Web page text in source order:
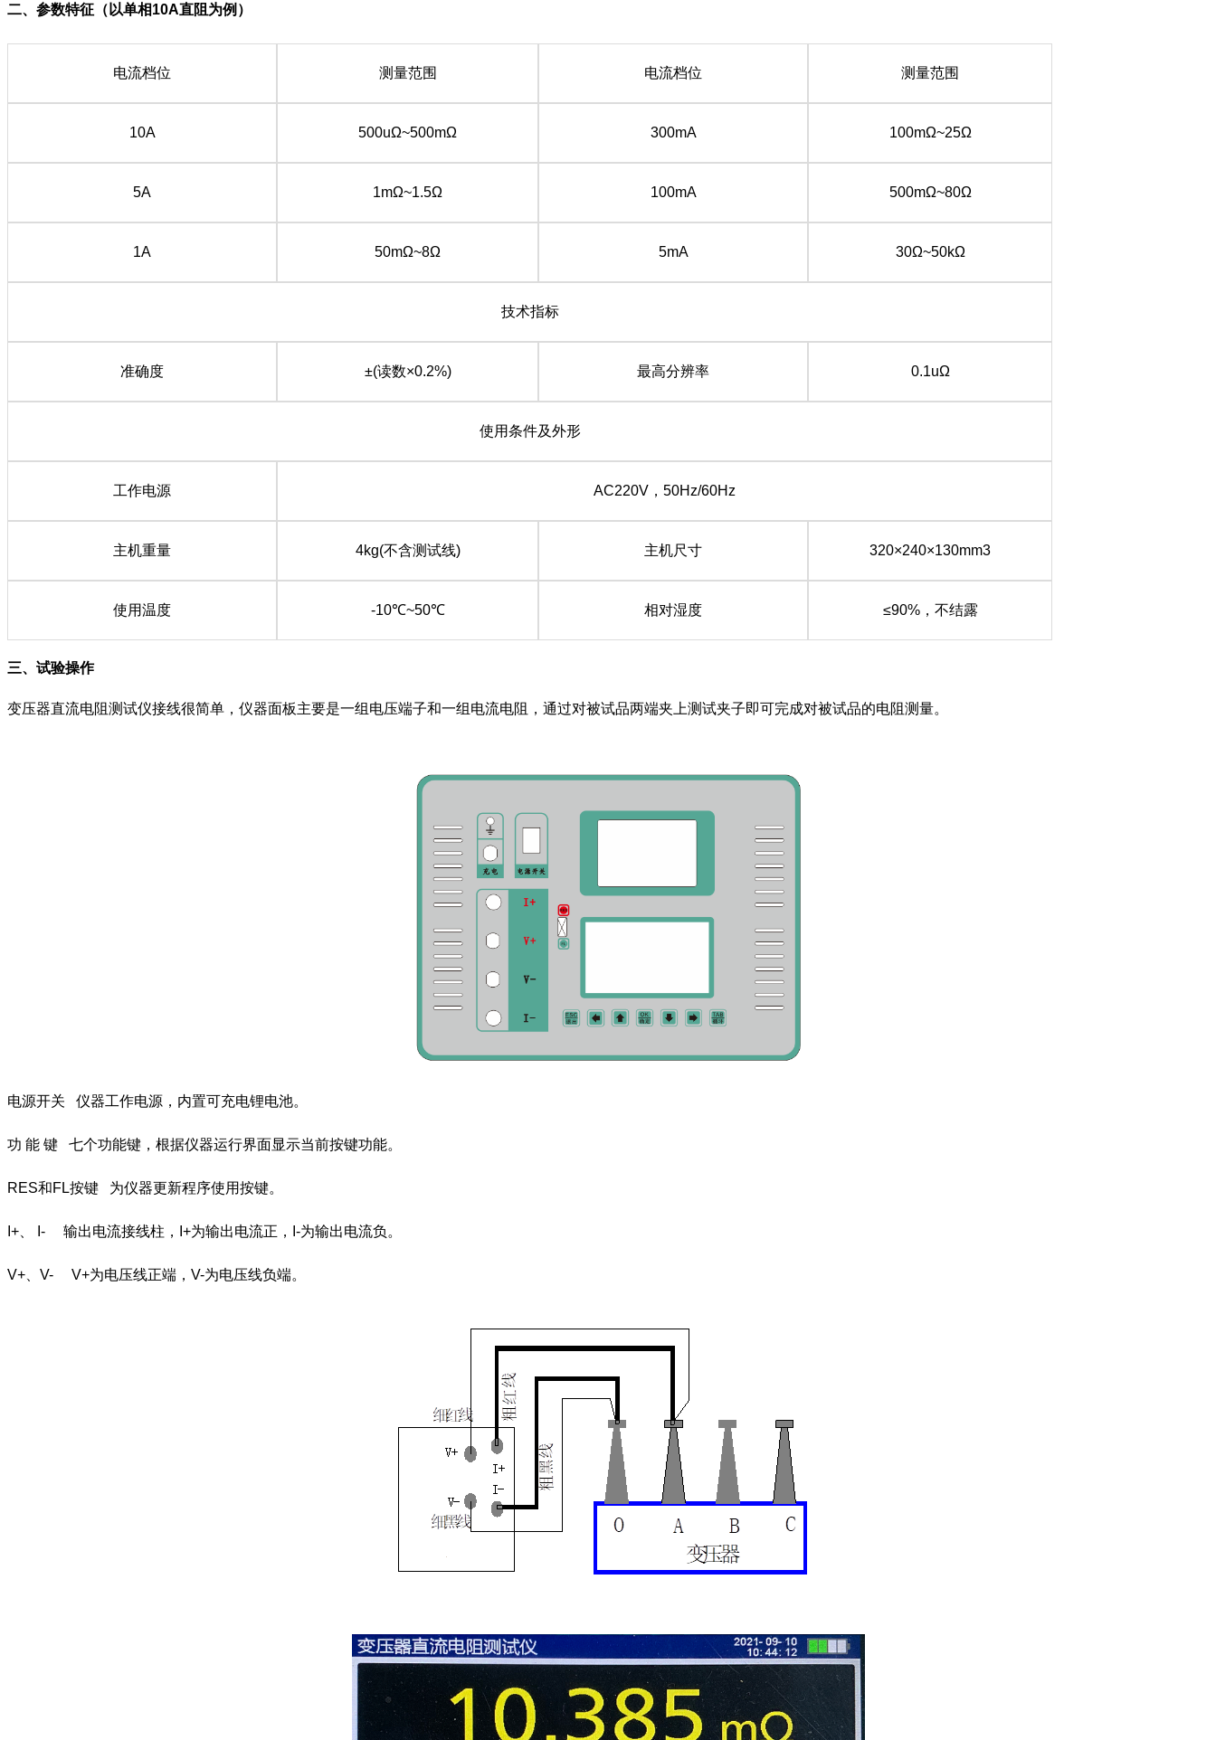
二、参数特征（以单相10A直阻为例）
电流档位 测量范围 电流档位 测量范围
10A 500uΩ~500mΩ 300mA 100mΩ~25Ω
5A 1mΩ~1.5Ω 100mA 500mΩ~80Ω
1A 50mΩ~8Ω 5mA 30Ω~50kΩ
技术指标
准确度 ±(读数×0.2%) 最高分辨率 0.1uΩ
使用条件及外形
工作电源 AC220V，50Hz/60Hz
主机重量 4kg(不含测试线) 主机尺寸 320×240×130mm3
使用温度 -10℃~50℃ 相对湿度 ≤90%，不结露
三、试验操作
变压器直流电阻测试仪接线很简单，仪器面板主要是一组电压端子和一组电流电阻，通过对被试品两端夹上测试夹子即可完成对被试品的电阻测量。
电源开关 仪器工作电源，内置可充电锂电池。
功 能 键 七个功能键，根据仪器运行界面显示当前按键功能。
RES和FL按键 为仪器更新程序使用按键。
I+、 I- 输出电流接线柱，I+为输出电流正，I-为输出电流负。
V+、V- V+为电压线正端，V-为电压线负端。